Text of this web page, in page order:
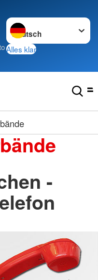
Sprache wechseln zu
Alles klar
-